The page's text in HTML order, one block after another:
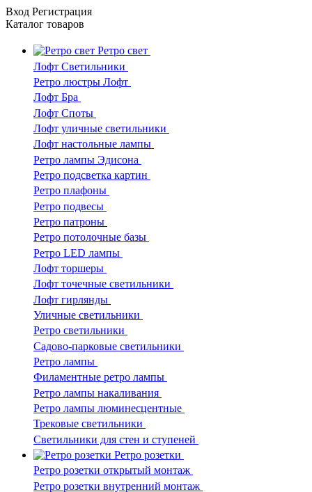
Вход Регистрация
Каталог товаров
Ретро свет
Лофт Светильники
Ретро люстры Лофт
Лофт Бра
Лофт Споты
Лофт уличные светильники
Лофт настольные лампы
Ретро лампы Эдисона
Ретро подсветка картин
Ретро плафоны
Ретро подвесы
Ретро патроны
Ретро потолочные базы
Ретро LED лампы
Лофт торшеры
Лофт точечные светильники
Лофт гирлянды
Уличные светильники
Ретро светильники
Садово-парковые светильники
Ретро лампы
Филаментные ретро лампы
Ретро лампы накаливания
Ретро лампы люминесцентные
Трековые светильники
Светильники для стен и ступеней
Ретро розетки
Ретро розетки открытый монтаж
Ретро розетки внутренний монтаж